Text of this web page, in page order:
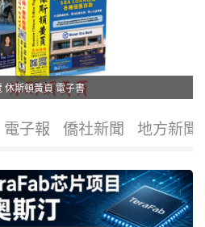
休斯頓黃頁 電子書
電子報 僑社新聞 地方新聞